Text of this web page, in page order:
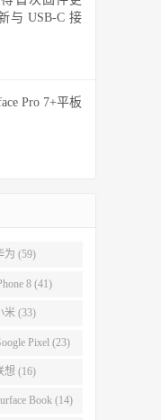
与 USB-C 接
Pro 7+平板
为 (59)
8 (41)
米 (33)
Pixel (23)
想 (16)
Book (14)